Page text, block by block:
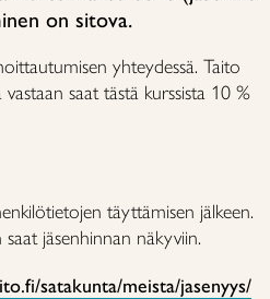
on sitova.
yhteydessä. Taito
saat tästä kurssista 10 %
täyttämisen jälkeen.
jäsenhinnan näkyviin.
satakunta/meista/jasenyys/